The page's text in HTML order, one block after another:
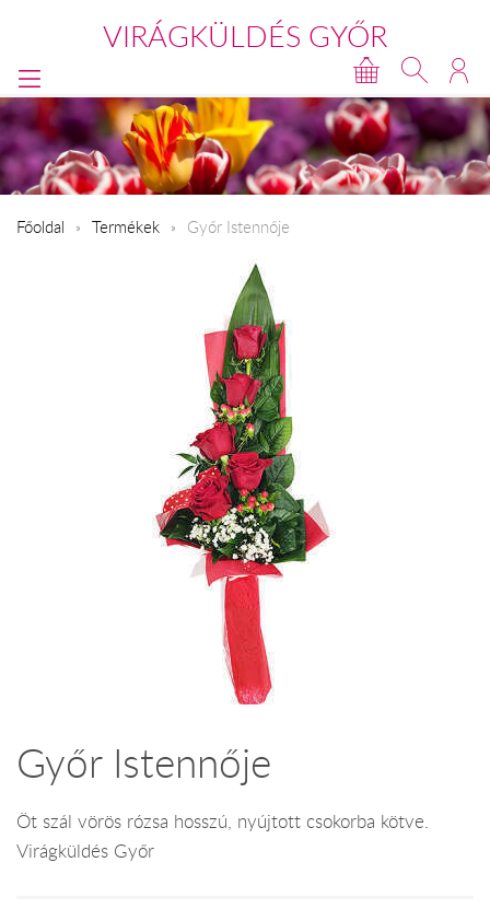
VIRÁGKÜLDÉS GYŐR
Főoldal Termékek Győr Istennője
Győr Istennője
Öt szál vörös rózsa hosszú, nyújtott csokorba kötve.
Virágküldés Győr